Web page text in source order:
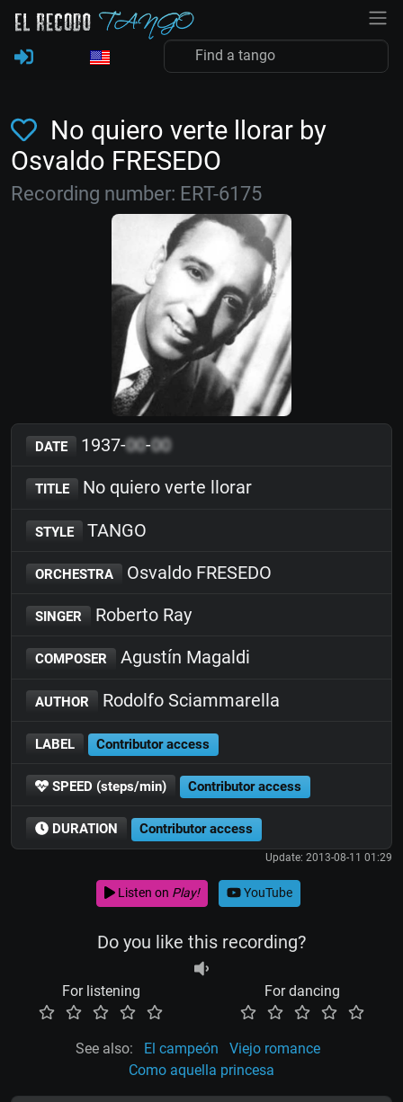
No quiero verte llorar by
Osvaldo FRESEDO
Recording number: ERT-6175
DATE 1937-00-00
TITLE No quiero verte llorar
STYLE TANGO
ORCHESTRA Osvaldo FRESEDO
SINGER Roberto Ray
COMPOSER Agustín Magaldi
AUTHOR Rodolfo Sciammarella
LABEL Contributor access
SPEED (steps/min) Contributor access
DURATION Contributor access
Update: 2013-08-11 01:29
Listen on Play! YouTube
Do you like this recording?
For listening For dancing
See also: El campeón
Viejo romance
Como aquella princesa